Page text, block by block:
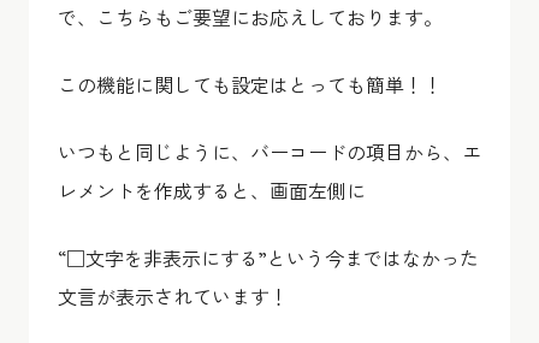
で、こちらもご要望にお応えしております。
この機能に関しても設定はとっても簡単！！
いつもと同じように、バーコードの項目から、エ
レメントを作成すると、画面左側に
“□文字を非表示にする”という今まではなかった
文言が表示されています！